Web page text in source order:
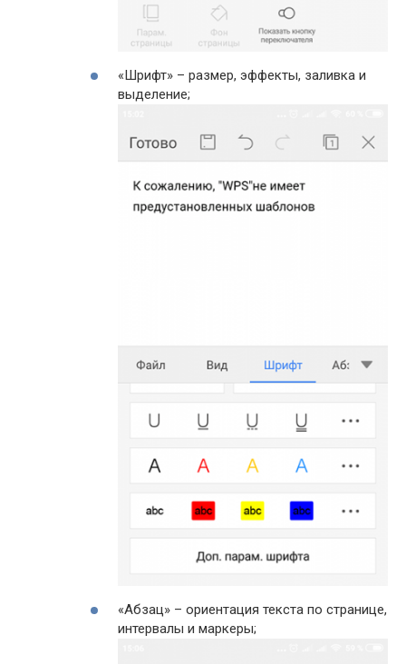
«Шрифт» – размер, эффекты, заливка и
выделение;
«Абзац» – ориентация текста по странице,
интервалы и маркеры;